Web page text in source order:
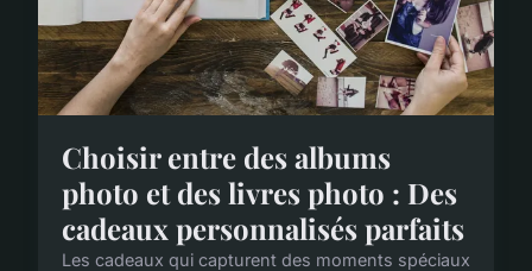
Choisir entre des albums
photo et des livres photo : Des
cadeaux personnalisés parfaits
Les cadeaux qui capturent des moments spéciaux